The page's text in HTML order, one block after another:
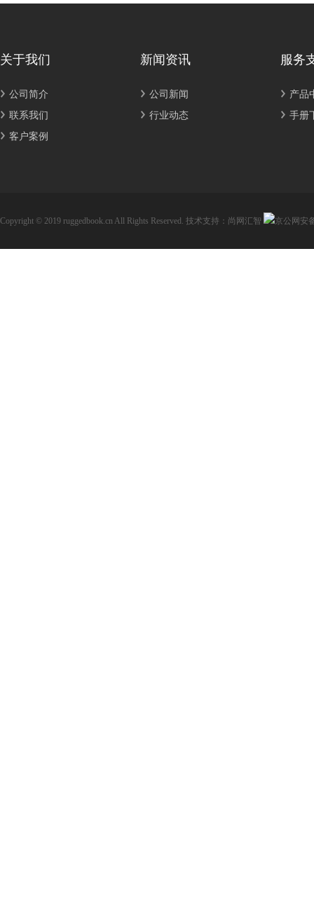
关于我们
公司简介
联系我们
客户案例
新闻资讯
公司新闻
行业动态
服务
产品
手册
Copyright © 2019 ruggedbook.cn All Rights Reserved. 技术支持：尚网汇智 京公网安